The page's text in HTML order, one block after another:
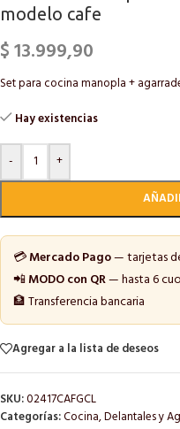
modelo cafe
$13.999,90
Set para cocina manopla +
Hay existencias
-
+
💳Mercado Pago— tarjetas
📲MODO con QR— hasta 6
🏦 Transferencia bancaria
Agregar a la lista de deseos
SKU:02417CAFGCL
Categorías:Cocina,Delantales y